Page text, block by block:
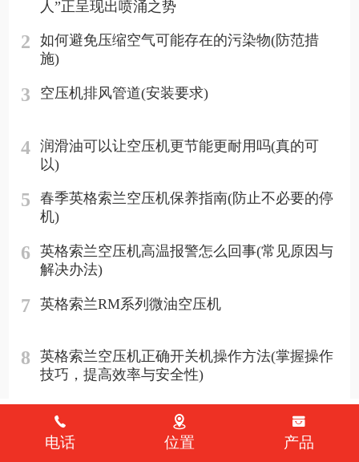
人”正呈现出喷涌之势
2
如何避免压缩空气可能存在的污染物(防范措
施)
3 空压机排风管道(安装要求)
4
润滑油可以让空压机更节能更耐用吗(真的可
以)
5
春季英格索兰空压机保养指南(防止不必要的停
机)
6
英格索兰空压机高温报警怎么回事(常见原因与
解决办法)
7 英格索兰RM系列微油空压机
8
英格索兰空压机正确开关机操作方法(掌握操作
技巧，提高效率与安全性)
电话 位置 产品